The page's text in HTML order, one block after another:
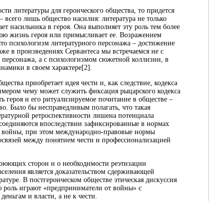
литературы для героического общества, то придется
всего лишь общество насилия: литература не только
насильника в героя. Она выполняет эту роль тем более
жизнь героя или примысливает ее. Возражением
психологизм литературного персонажа – достижение
в произведениях Сервантеса мы встречаемся не с
а с психологизмом сюжетной коллизии, в
в своем характере[2] .
приобретает идея чести и, как следствие, кодекса
чему может служить фиксация рыцарского кодекса
героя и его ритуализируемое почитание в обществе –
Было бы несправедливым полагать, что такая
ретроспективности лишена потенциала
впоследствии зафиксированные в нормах
войны, при этом международно-правовые нормы
между понятием чести и профессионализацией
сторон и о необходимости реэтизации
является доказательством сдерживающей
В постгероическом обществе этическая дискуссия
роль играют «предприниматели от войны» с
и власти, а не к чести.